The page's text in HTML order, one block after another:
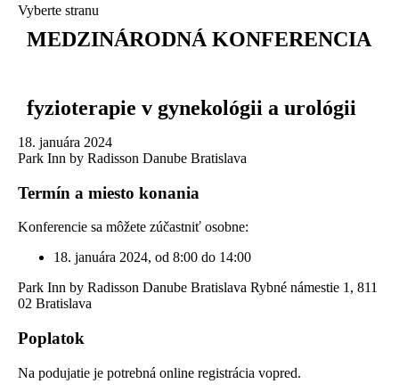
Vyberte stranu
MEDZINÁRODNÁ KONFERENCIA
fyzioterapie v gynekológii a urológii
18. januára 2024
Park Inn by Radisson Danube Bratislava
Termín a miesto konania
Konferencie sa môžete zúčastniť osobne:
18. januára 2024, od 8:00 do 14:00
Park Inn by Radisson Danube Bratislava Rybné námestie 1, 811
02 Bratislava
Poplatok
Na podujatie je potrebná online registrácia vopred.